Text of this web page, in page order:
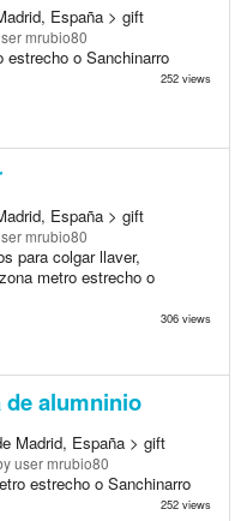
España > gift
mrubio80
estrecho o Sanchinarro
252 views
España > gift
mrubio80
para colgar llaver,
metro estrecho o
306 views
de alumninio
Madrid, España > gift
user mrubio80
estrecho o Sanchinarro
252 views